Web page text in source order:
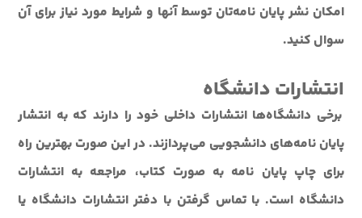
امکان نشر پایان نامه‌تان توسط آنها و شرایط مورد نیاز برای آن
سوال کنید.
انتشارات دانشگاه
برخی دانشگاه‌ها انتشارات داخلی خود را دارند که به انتشار
پایان نامه‌های دانشجویی می‌پردازند. در این صورت بهترین راه
برای چاپ پایان نامه به صورت کتاب، مراجعه به انتشارات
دانشگاه است. با تماس گرفتن با دفتر انتشارات دانشگاه یا